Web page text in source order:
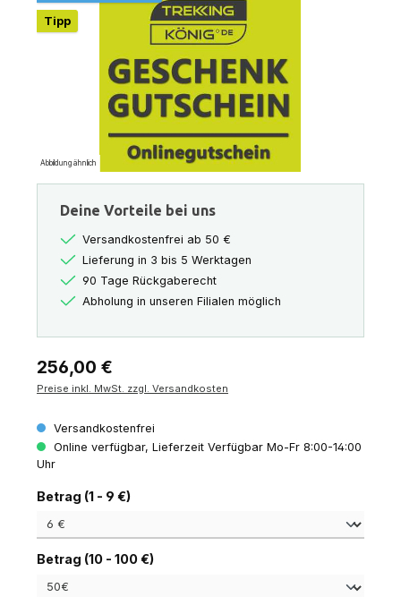
Tipp
Abbildung ähnlich
Deine Vorteile bei uns
Versandkostenfrei ab 50 €
Lieferung in 3 bis 5 Werktagen
90 Tage Rückgaberecht
Abholung in unseren Filialen möglich
Regulärer Preis:
256,00 €
Preise inkl. MwSt. zzgl. Versandkosten
Versandkostenfrei
Online verfügbar, Lieferzeit Verfügbar Mo-Fr 8:00-14:00
Uhr
Betrag (1 - 9 €)auswählen
Betrag (10 - 100 €)auswählen